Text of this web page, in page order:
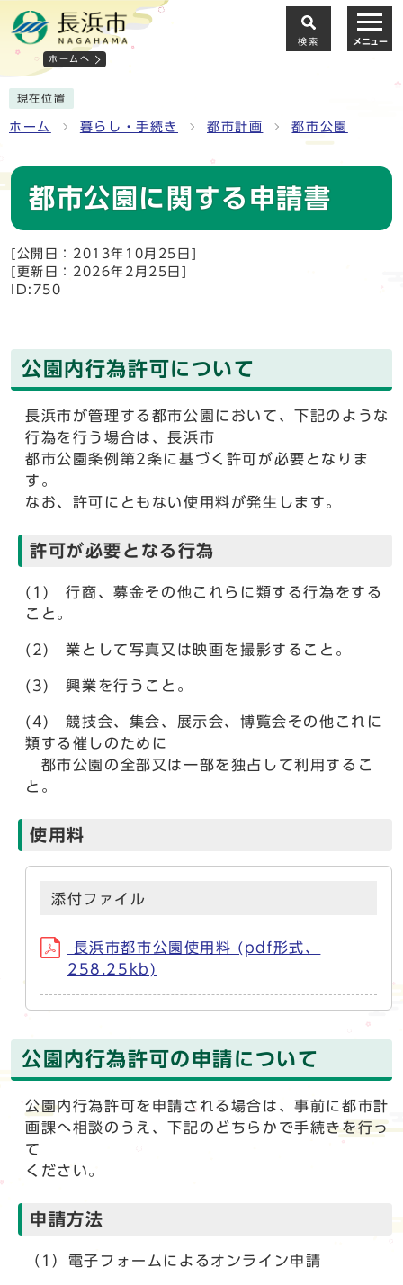
ホームへ
検索 メニュー
現在位置
ホーム 暮らし・手続き 都市計画 都市公園
都市公園に関する申請書
[公開日：2013年10月25日]
[更新日：2026年2月25日]
ID:750
公園内行為許可について
長浜市が管理する都市公園において、下記のような
行為を行う場合は、長浜市
都市公園条例第2条に基づく許可が必要となりま
す。
なお、許可にともない使用料が発生します。
許可が必要となる行為
(1) 行商、募金その他これらに類する行為をする
こと。
(2) 業として写真又は映画を撮影すること。
(3) 興業を行うこと。
(4) 競技会、集会、展示会、博覧会その他これに
類する催しのために
都市公園の全部又は一部を独占して利用するこ
と。
使用料
添付ファイル
長浜市都市公園使用料 (pdf形式、
258.25kb)
公園内行為許可の申請について
公園内行為許可を申請される場合は、事前に都市計
画課へ相談のうえ、下記のどちらかで手続きを行っ
て
ください。
申請方法
（1）電子フォームによるオンライン申請